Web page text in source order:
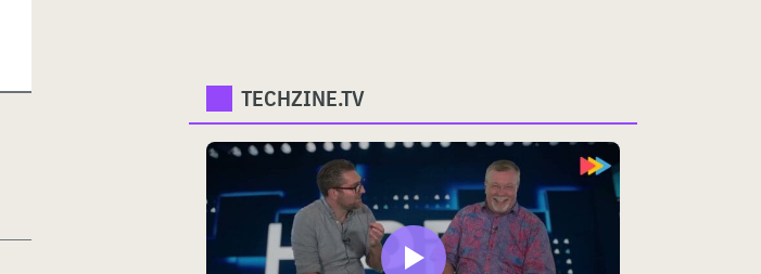
TECHZINE.TV